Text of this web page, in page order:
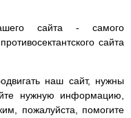
сайта - самого
сайта
наш сайт, нужны
нужную информацию,
пожалуйста, помогите